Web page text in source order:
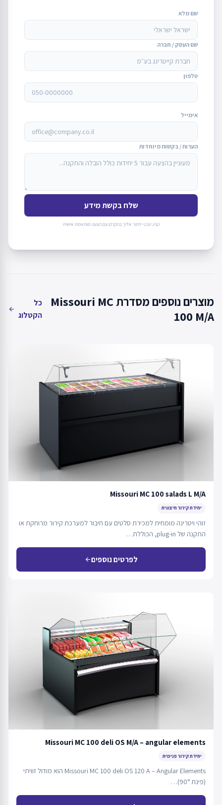
שם מלא
שם העסק / חברה
טלפון
אימייל
הערות / בקשות מיוחדות
שלח בקשת מידע
נציג טכני יחזור אליך בהקדם עם הצעה מותאמת אישית
מוצרים נוספים מסדרת Missouri MC
100 M/A
כל
הקטלוג
arrow_back
Missouri MC 100 salads L M/A
יחידת קירור חיצונית
זוהי ויטרינה מומחית למכירת סלטים עם חיבור למערכת קירור מרוחקת או
התקנה של plug-in, הכוללת…
לפרטים נוספיםarrow_back
Missouri MC 100 deli OS M/A – angular elements
יחידת קירור פנימית
Missouri MC 100 deli OS 120 A – Angular Elements הוא מודול זוויתי
(פינת 90°)…